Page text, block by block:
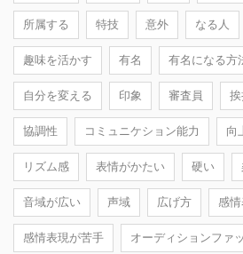
所属する 特技 意外 なる人
趣味を活かす 有名 有名になる方
自分を変える 印象 審査員
協調性 コミュニケション能力 向
リズム感 表情がかたい 硬い
音域が広い 声域 広げ方 感
感情表現が苦手 オーディションファ